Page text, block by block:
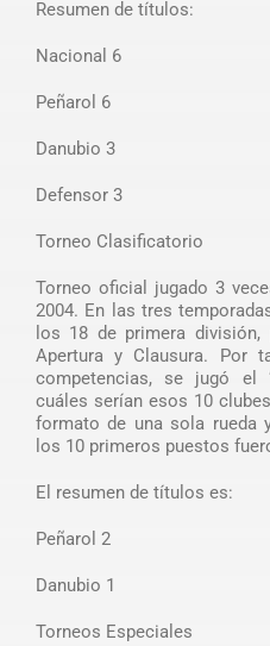
Resumen de títulos:
Nacional 6
Peñarol 6
Danubio 3
Defensor 3
Torneo Clasificatorio
Torneo oficial jugado 3
2004. En las tres
los 18 de primera
Apertura y Clausura. Por
competencias, se jugó el
cuáles serían esos 10
formato de una sola rueda
los 10 primeros puestos
El resumen de títulos es:
Peñarol 2
Danubio 1
Torneos Especiales